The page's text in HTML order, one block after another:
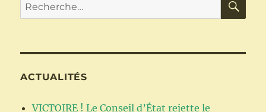
pour :
ACTUALITÉS
VICTOIRE ! Le Conseil d’État rejette le